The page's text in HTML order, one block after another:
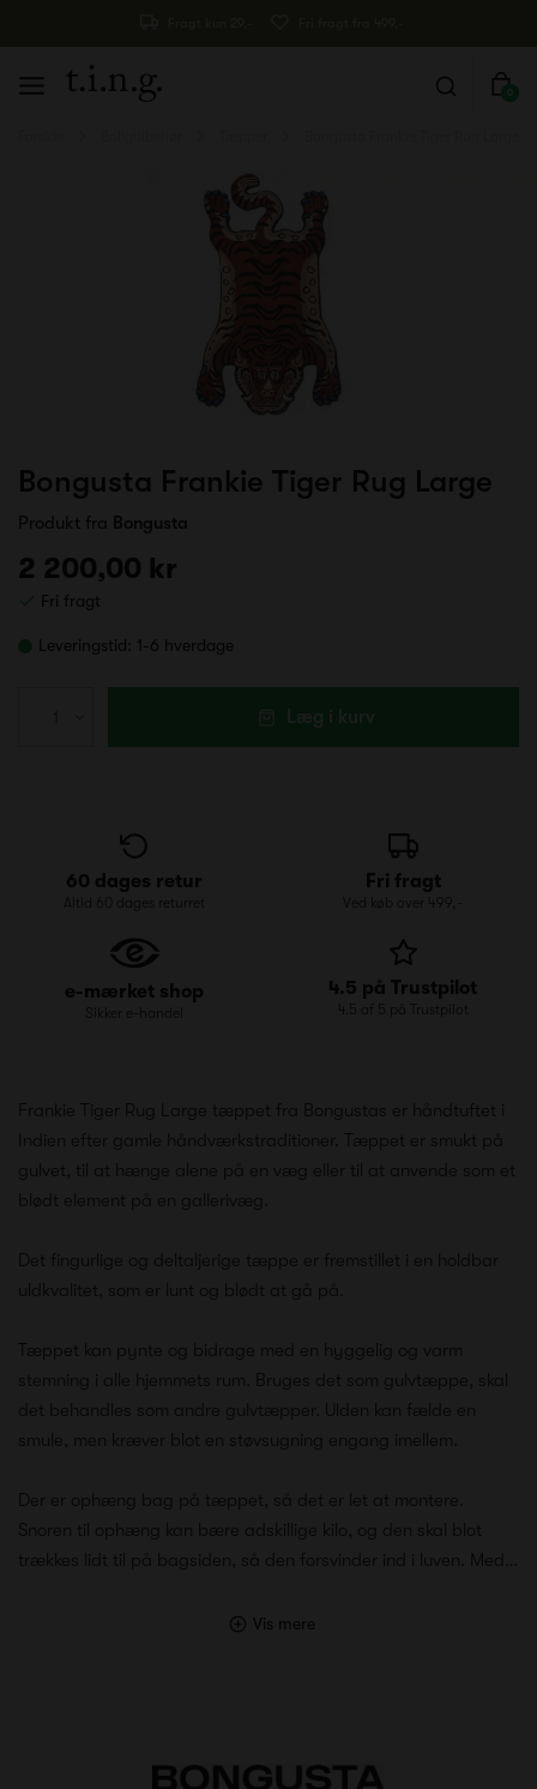
0
Bongusta Frankie Tiger Rug Large
Produkt fra Bongusta
2 200,00 kr
Fri fragt
Leveringstid: 1-6 hverdage
Læg i kurv
60 dages retur
Altid 60 dages returret
Fri fragt
Ved køb over 499,-
e-mærket shop
Sikker e-handel
4.5 på Trustpilot
4.5 af 5 på Trustpilot
Frankie Tiger Rug Large tæppet fra Bongustas er håndtuftet i
Indien efter gamle håndværkstraditioner. Tæppet er smukt på
gulvet, til at hænge alene på en væg eller til at anvende som et
blødt element på en gallerivæg.
Det fingurlige og deltaljerige tæppe er fremstillet i en holdbar
uldkvalitet, som er lunt og blødt at gå på.
Tæppet kan pynte og bidrage med en hyggelig og varm
stemning i alle hjemmets rum. Bruges det som gulvtæppe, skal
det behandles som andre gulvtæpper. Ulden kan fælde en
smule, men kræver blot en støvsugning engang imellem.
Der er ophæng bag på tæppet, så det er let at montere.
Snoren til ophæng kan bære adskillige kilo, og den skal blot
trækkes lidt til på bagsiden, så den forsvinder ind i luven. Med…
Vis mere